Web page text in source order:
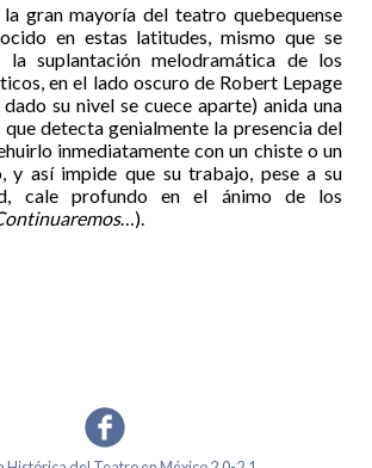
gran mayoría del teatro quebequense
en estas latitudes, mismo que se
la suplantación melodramática de los
en el lado oscuro de Robert Lepage
su nivel se cuece aparte) anida una
detecta genialmente la presencia del
inmediatamente con un chiste o un
y así impide que su trabajo, pese a su
cale profundo en el ánimo de los
…).